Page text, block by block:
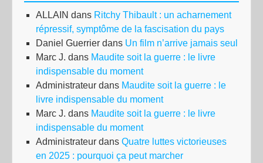
ALLAIN dans Ritchy Thibault : un acharnement
répressif, symptôme de la fascisation du pays
Daniel Guerrier dans Un film n’arrive jamais seul
Marc J. dans Maudite soit la guerre : le livre
indispensable du moment
Administrateur dans Maudite soit la guerre : le
livre indispensable du moment
Marc J. dans Maudite soit la guerre : le livre
indispensable du moment
Administrateur dans Quatre luttes victorieuses
en 2025 : pourquoi ça peut marcher